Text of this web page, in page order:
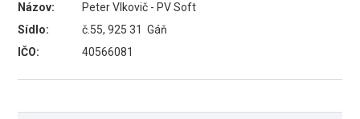
Názov:
Peter Vlkovič - PV Soft
Sídlo:
č.55, 925 31 Gáň
IČO:
40566081